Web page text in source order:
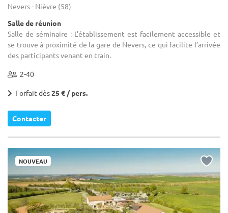
Nevers - Nièvre (58)
Salle de réunion
Salle de séminaire : L’établissement est facilement accessible et
se trouve à proximité de la gare de Nevers, ce qui facilite l’arrivée
des participants venant en train.
2-40
Forfait dès25 € / pers.
Contacter
NOUVEAU